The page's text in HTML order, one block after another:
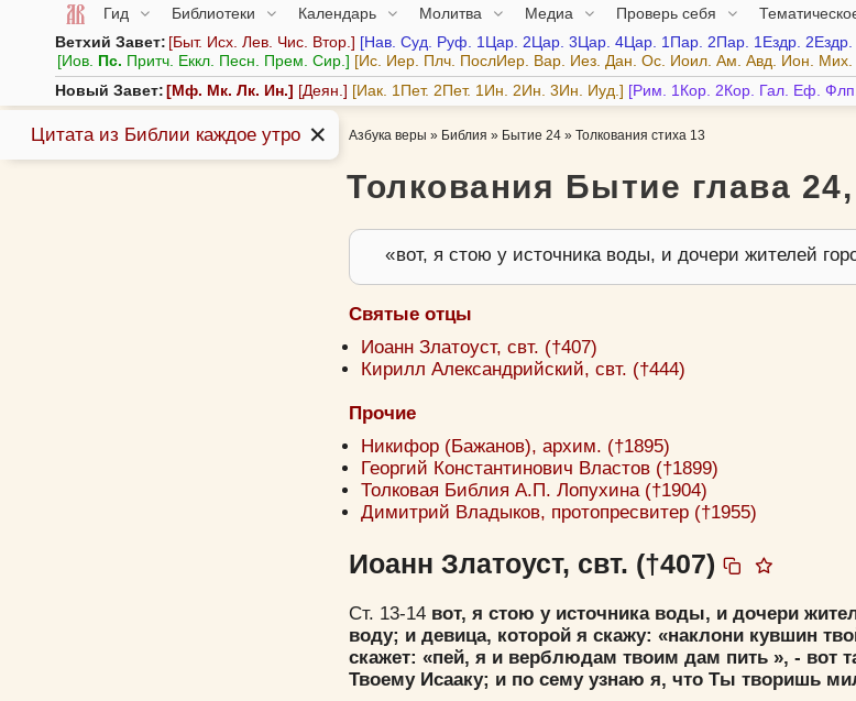
Гид Библиотеки Календарь Молитва Медиа Проверь себя
Ветхий Завет: Быт. Исх. Лев. Чис. Втор. Нав. Суд. Руф. 1Цар. 2Цар. 3Цар. 4Цар. 1Пар. 2Пар. 1Ездр. 2Ездр.
Иов. Пс. Притч. Еккл. Песн. Прем. Сир. Ис. Иер. Плч. ПослИер. Вар. Иез. Дан. Ос. Иоил. Ам. Авд. Ион. Мих.
Новый Завет: Мф. Мк. Лк. Ин. Деян. Иак. 1Пет. 2Пет. 1Ин. 2Ин. 3Ин. Иуд. Рим. 1Кор. 2Кор. Гал. Еф. Флп.
Азбука веры » Библия » Бытие 24 » Толкования стиха 13
Толкования Бытие глава 24,
вот, я стою у источника воды, и дочери жителей
Святые отцы
Иоанн Златоуст, свт. (†407)
Кирилл Александрийский, свт. (†444)
Прочие
Никифор (Бажанов), архим. (†1895)
Георгий Константинович Властов (†1899)
Толковая Библия А.П. Лопухина (†1904)
Димитрий Владыков, протопресвитер (†1955)
Иоанн Златоуст, свт. (†407)
Ст. 13-14 вот, я стою у источника воды, и дочери
воду; и девица, которой я скажу: «наклони кувшин
скажет: «пей, я и верблюдам твоим дам пить », - вот
Твоему Исааку; и по сему узнаю я, что Ты творишь
Цитата из Библии каждое утро ✕